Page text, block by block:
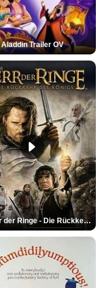
Aladdin Trailer OV
Der Herr der Ringe - Die Rückkehr des Königs Trailer OV